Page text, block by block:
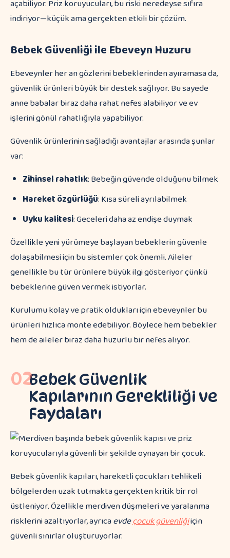
açabiliyor. Priz koruyucuları, bu riski neredeyse sıfıra
indiriyor—küçük ama gerçekten etkili bir çözüm.
Bebek Güvenliği ile Ebeveyn Huzuru
Ebeveynler her an gözlerini bebeklerinden ayıramasa da,
güvenlik ürünleri büyük bir destek sağlıyor. Bu sayede
anne babalar biraz daha rahat nefes alabiliyor ve ev
işlerini gönül rahatlığıyla yapabiliyor.
Güvenlik ürünlerinin sağladığı avantajlar arasında şunlar
var:
Zihinsel rahatlık: Bebeğin güvende olduğunu bilmek
Hareket özgürlüğü: Kısa süreli ayrılabilmek
Uyku kalitesi: Geceleri daha az endişe duymak
Özellikle yeni yürümeye başlayan bebeklerin güvenle
dolaşabilmesi için bu sistemler çok önemli. Aileler
genellikle bu tür ürünlere büyük ilgi gösteriyor çünkü
bebeklerine güven vermek istiyorlar.
Kurulumu kolay ve pratik oldukları için ebeveynler bu
ürünleri hızlıca monte edebiliyor. Böylece hem bebekler
hem de aileler biraz daha huzurlu bir nefes alıyor.
02Bebek Güvenlik
Kapılarının Gerekliliği ve
Faydaları
Bebek güvenlik kapıları, hareketli çocukları tehlikeli
bölgelerden uzak tutmakta gerçekten kritik bir rol
üstleniyor. Özellikle merdiven düşmeleri ve yaralanma
risklerini azaltıyorlar, ayrıcaevdeçocuk güvenliğiiçin
güvenli sınırlar oluşturuyorlar.